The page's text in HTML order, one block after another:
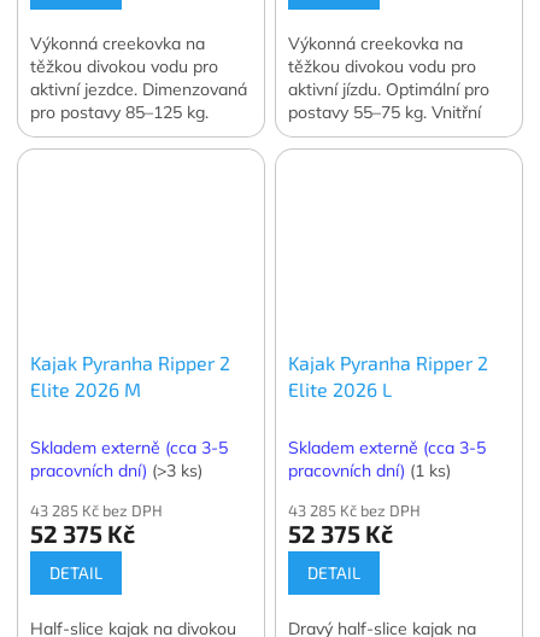
Výkonná creekovka na
těžkou divokou vodu pro
aktivní jezdce. Dimenzovaná
pro postavy 85–125 kg.
Vnitřní výbava Elite!
Výkonná creekovka na
těžkou divokou vodu pro
aktivní jízdu. Optimální pro
postavy 55–75 kg. Vnitřní
výbava Elite!
Kajak Pyranha Ripper 2
Elite 2026 M
Skladem externě (cca 3-5
pracovních dní) (>3 ks)
43 285 Kč bez DPH
52 375 Kč
DETAIL
Half-slice kajak na divokou
Kajak Pyranha Ripper 2
Elite 2026 L
Skladem externě (cca 3-5
pracovních dní) (1 ks)
43 285 Kč bez DPH
52 375 Kč
DETAIL
Dravý half-slice kajak na